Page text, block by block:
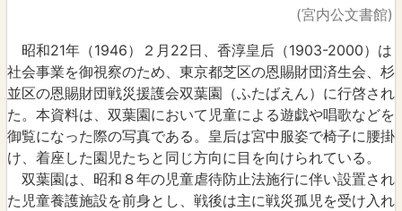
(宮内公文書館)
昭和21年（1946）２月22日、香淳皇后（1903-2000）は
社会事業を御視察のため、東京都芝区の恩賜財団済生会、杉
並区の恩賜財団戦災援護会双葉園（ふたばえん）に行啓され
た。本資料は、双葉園において児童による遊戯や唱歌などを
御覧になった際の写真である。皇后は宮中服姿で椅子に腰掛
け、着座した園児たちと同じ方向に目を向けられている。
双葉園は、昭和８年の児童虐待防止法施行に伴い設置され
た児童養護施設を前身とし、戦後は主に戦災孤児を受け入れ